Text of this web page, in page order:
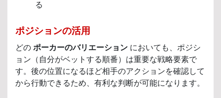
る
ポジションの活用
どの ポーカーのバリエーション においても、ポジシ
ョン（自分がベットする順番）は重要な戦略要素で
す。後の位置になるほど相手のアクションを確認して
から行動できるため、有利な判断が可能になります。